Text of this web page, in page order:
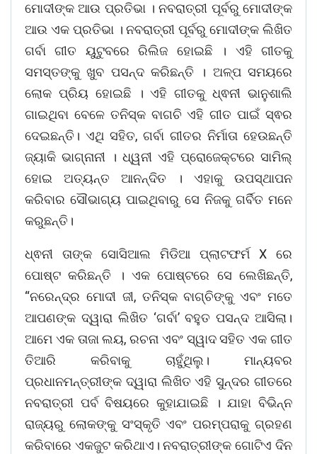
ମୋଦୀଙ୍କ ଆଉ ପ୍ରତିଭା । ନବରାତ୍ରୀ ପୂର୍ବରୁ ମୋଦୀଙ୍କ
ଆଉ ଏକ ପ୍ରତିଭା । ନବରାତ୍ରୀ ପୂର୍ବରୁ ମୋଦୀଙ୍କ ଲିଖିତ
ଗର୍ବା ଗୀତ ୟୁଟୁବରେ ରିଲିଜ ହୋଇଛି । ଏହି ଗୀତକୁ
ସମସ୍ତଙ୍କୁ ଖୁବ ପସନ୍ଦ କରିଛନ୍ତି । ଅଳ୍ପ ସମୟରେ
ଲୋକ ପ୍ରିୟ ହୋଇଛି । ଏହି ଗୀତକୁ ଧ୍ଵନୀ ଭାନୁଶାଲି
ଗାଇଥିବା ବେଳେ ତନିସ୍କ ବାଗଚି ଏହି ଗୀତ ପାଇଁ ସ୍ଵର
ଦେଇଛନ୍ତି। ଏଥି ସହିତ, ଗର୍ବା ଗୀତର ନିର୍ମାତା ହେଉଛନ୍ତି
ଜ୍ୟାକି ଭାଗ୍ନାନୀ । ଧ୍ୱନୀ ଏହି ପ୍ରୋଜେକ୍ଟରେ ସାମିଲ୍‌
ହୋଇ ଅତ୍ୟନ୍ତ ଆନନ୍ଦିତ । ଏହାକୁ ଉପସ୍ଥାପନ
କରିବାର ସୌଭାଗ୍ୟ ପାଇଥିବାରୁ ସେ ନିଜକୁ ଗର୍ବିତ ମନେ
କରୁଛନ୍ତି।
ଧ୍ଵନୀ ତାଙ୍କ ସୋସିଆଲ ମିଡିଆ ପ୍ଲାଟଫର୍ମ X ରେ
ପୋଷ୍ଟ କରିଛନ୍ତି । ଏକ ପୋଷ୍ଟରେ ସେ ଲେଖିଛନ୍ତି,
“ନରେନ୍ଦ୍ର ମୋଦୀ ଜୀ, ତନିସ୍କ ବାଗ୍‌ଚିଙ୍କୁ ଏବଂ ମତେ
ଆପଣଙ୍କ ଦ୍ୱାରା ଲିଖିତ ‘ଗର୍ବା’ ବହୁତ ପସନ୍ଦ ଆସିଲା।
ଆମେ ଏକ ତାଜା ଲୟ, ରଚନା ଏବଂ ସ୍ୱାଦ ସହିତ ଏକ ଗୀତ
ତିଆରି କରିବାକୁ ଚାହୁଁଥିଲୁ। ମାନ୍ୟବର
ପ୍ରଧାନମନ୍ତ୍ରୀଙ୍କ ଦ୍ୱାରା ଲିଖିତ ଏହି ସୁନ୍ଦର ଗୀତରେ
ନବରାତ୍ରୀ ପର୍ବ ବିଷୟରେ କୁହାଯାଇଛି । ଯାହା ବିଭିନ୍ନ
ରାଜ୍ୟରୁ ଲୋକଙ୍କୁ ସଂସ୍କୃତି ଏବଂ ପରମ୍ପରାକୁ ଗ୍ରହଣ
କରିବାରେ ଏକଜୁଟ କରିଥାଏ। ନବରାତ୍ରୀଙ୍କ ଗୋଟିଏ ଦିନ